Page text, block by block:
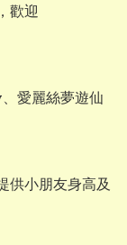
歡迎
愛麗絲夢遊仙
供小朋友身高及